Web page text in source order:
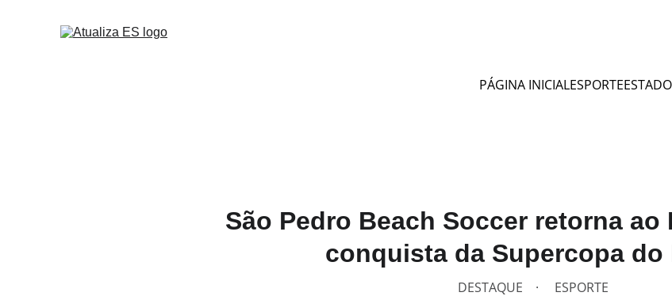
PÁGINA INICIALESPORTEESTADO
São Pedro Beach Soccer retorna ao
conquista da Supercopa do
DESTAQUE
ESPORTE